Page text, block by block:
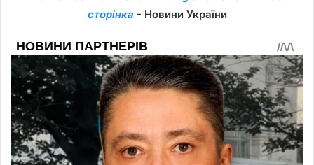
сторінка - Новини України